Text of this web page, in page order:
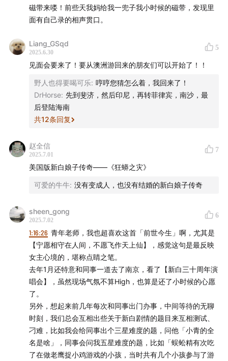
磁带来喽！前些天我妈给我一兜子我小时候的磁带，发现里
面有自己录的相声贯口。
Liang_GSqd
2025.6.30
5
见面会要来了！要从澳洲游回来的朋友们可以开始了！！
野人也得要喝可乐: 哼哼您猜怎么着，我回来了！
DrHorse: 先到斐济，然后印尼，再转菲律宾，南沙，最
后登陆海南
共12条回复
赵全信
2025.7.01
7
美国版新白娘子传奇——《狂蟒之灾》
可爱的牛牛: 没有变成人，也没有结婚的新白娘子传奇
sheen_gong
2025.7.02
6
1:16:26 青年老师，我也超喜欢这首「前世今生」啊，尤其是
【宁愿相守在人间，不愿飞作天上仙】，感觉这句是最反映
女主心境的，堪称点睛之笔。
去年1月还特意和同事一道去了南京，看了【新白三十周年演
唱会】，虽然现场气氛不算High，也算是还了小时候的心愿
了。
另外，想起来前几年每次和同事出门办事，中间等待的无聊
时刻，我们总会互相出些关于新白剧情的题目来互相测试、
刁难，比如我会给同事出个三星难度的题，问他「小青的全
名是啥」，同事会问我五星难度的题，比如「蜈蚣精有次吃
了在做老鹰捉小鸡游戏的小孩，当时共有几个小孩参与了游